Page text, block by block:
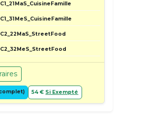
54 € Si Exempté